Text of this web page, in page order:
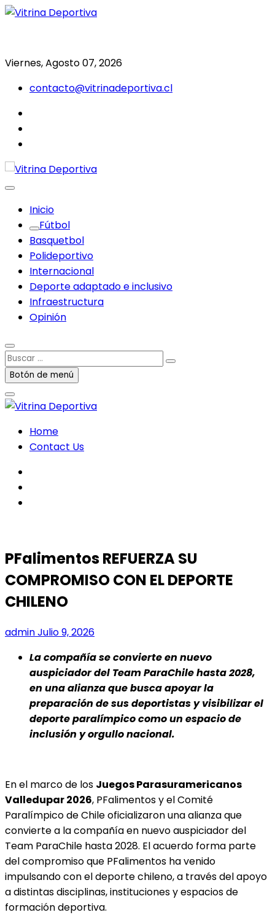
Saltar
Viernes, Agosto 07, 2026
contacto@vitrinadeportiva.cl
Inicio
Fútbol
Basquetbol
Polideportivo
Internacional
Deporte adaptado e inclusivo
Infraestructura
Opinión
Buscar
…Botón de menú
Home
Contact Us
PFalimentos REFUERZA SU
COMPROMISO CON EL DEPORTE
CHILENO
adminJulio 9, 2026
La compañía se convierte en nuevo
auspiciador del Team ParaChile hasta 2028,
en una alianza que busca apoyar la
preparación de sus deportistas y visibilizar el
deporte paralímpico como un espacio de
inclusión y orgullo nacional.
En el marco de los Juegos Parasuramericanos
Valledupar 2026, PFalimentos y el Comité
Paralímpico de Chile oficializaron una alianza que
convierte a la compañía en nuevo auspiciador del
Team ParaChile hasta 2028. El acuerdo forma parte
del compromiso que PFalimentos ha venido
impulsando con el deporte chileno, a través del apoyo
a distintas disciplinas, instituciones y espacios de
formación deportiva.